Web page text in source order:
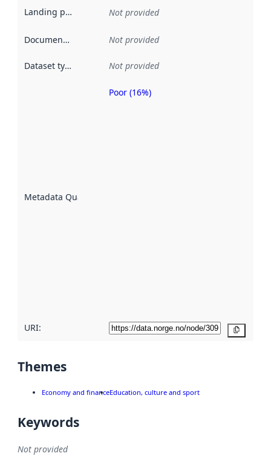
Landing page Not provided
Documentation Not provided
Dataset type Not provided
Metadata Quality
Metadata
Poor (16%)
URI:
Themes
Economy and financeEducation, culture and sport
Keywords
Not provided